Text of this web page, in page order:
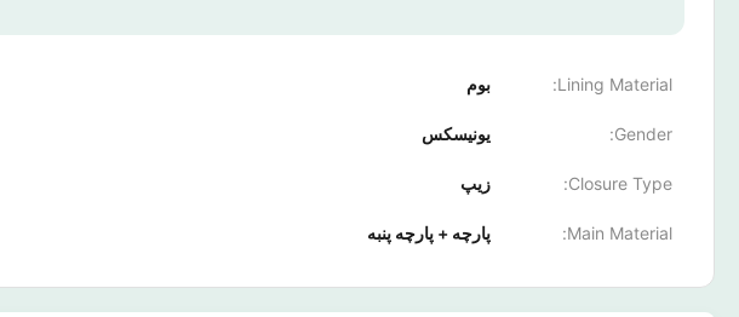
Lining Material: بوم
Gender: یونیسکس
Closure Type: زیپ
Main Material: پارچه + پارچه پنبه